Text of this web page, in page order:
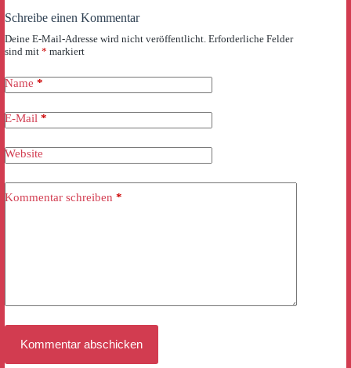
Schreibe einen Kommentar
Deine E-Mail-Adresse wird nicht veröffentlicht. Erforderliche Felder
sind mit * markiert
Name *
E-Mail *
Website
Kommentar schreiben *
Kommentar abschicken